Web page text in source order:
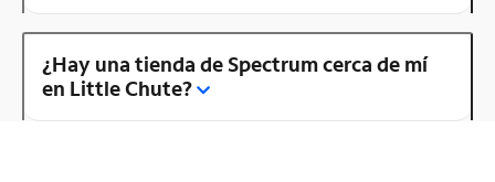
¿Hay una tienda de Spectrum cerca de mí
en Little Chute?